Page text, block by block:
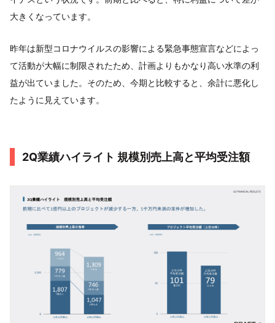
大きくなっています。
昨年は新型コロナウイルスの影響による緊急事態宣言などによっ
て活動が大幅に制限されたため、計画よりもかなり高い水準の利
益が出ていました。そのため、今期と比較すると、余計に悪化し
たように見えています。
2Q業績ハイライト 規模別売上高と平均受注額